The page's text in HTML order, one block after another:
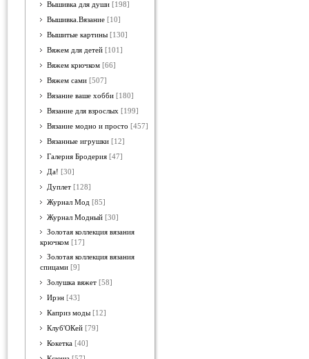
Вышивка для души [198]
Вышивка.Вязание [10]
Вышитые картины [130]
Вяжем для детей [101]
Вяжем крючком [66]
Вяжем сами [507]
Вязание ваше хобби [180]
Вязание для взрослых [199]
Вязание модно и просто [457]
Вязанные игрушки [12]
Галерия Бродерия [47]
Да! [30]
Дуплет [128]
Журнал Мод [85]
Журнал Модный [30]
Золотая коллекция вязания
крючком [17]
Золотая коллекция вязания
спицами [9]
Золушка вяжет [58]
Ирэн [43]
Каприз моды [12]
Клуб'ОКей [79]
Кокетка [40]